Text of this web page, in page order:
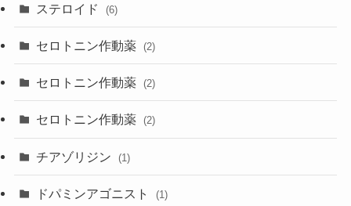
ステロイド (6)
セロトニン作動薬 (2)
セロトニン作動薬 (2)
セロトニン作動薬 (2)
チアゾリジン (1)
ドパミンアゴニスト (1)